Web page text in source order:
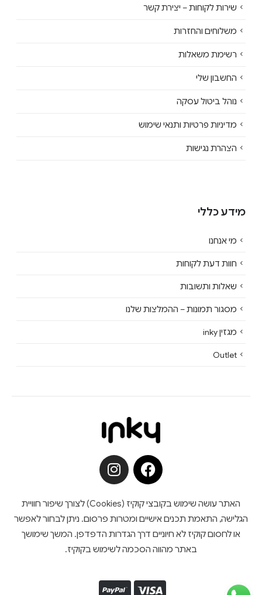
שירות לקוחות – יצירת קשר
משלוחים והחזרות
רשימת משאלות
החשבון שלי
נוהל ביטול עסקה
מדיניות פרטיות ותנאי שימוש
הצהרת נגישות
מידע כללי
מי אנחנו
חוות דעת לקוחות
שאלות ותשובות
מסגור תמונות – ההמלצות שלנו
מגזין inky
Outlet
האתר עושה שימוש בקובצי קוקיז (Cookies) לצורך שיפור חוויית
הגלישה, התאמת תכנים אישיים ומטרות פרסום. ניתן לבחור לאפשר
או לחסום קוקיז לא חיוניים דרך הגדרות הדפדפן. המשך שימושך
באתר מהווה הסכמה לשימוש בקוקיז.